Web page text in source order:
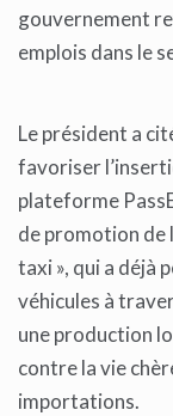
gouvernement
emplois dans le
Le président a
favoriser
plateforme
de promotion de
taxi », qui a déjà
véhicules à
une production
contre la vie
importations.